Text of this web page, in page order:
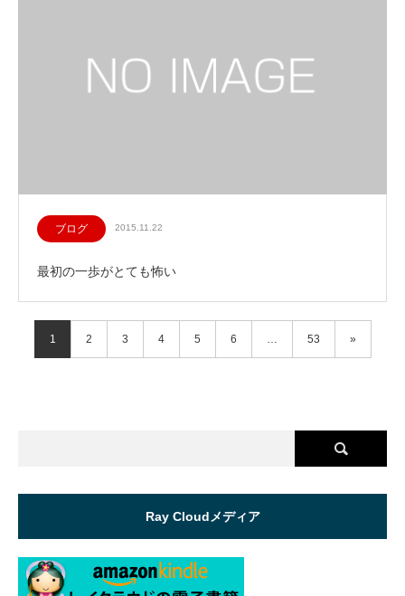
ブログ 2015.11.22
最初の一歩がとても怖い
1 2 3 4 5 6 53 »
Ray Cloudメディア